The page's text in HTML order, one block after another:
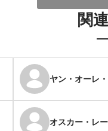
関
ヤン・オーレ
オスカー・レ